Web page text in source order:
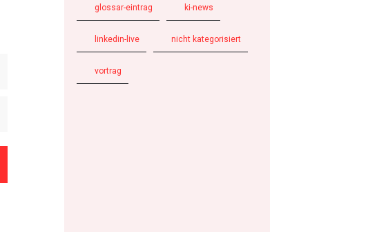
glossar-eintrag ki-news
linkedin-live nicht kategorisiert
vortrag